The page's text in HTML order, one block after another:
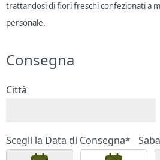
trattandosi di fiori freschi confezionati a
personale.
Consegna
Città
Scegli la Data di Consegna*